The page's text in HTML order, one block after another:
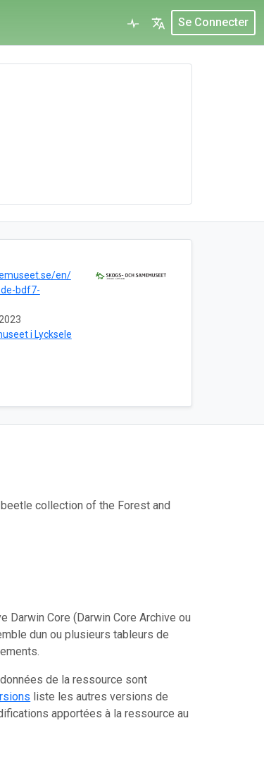
Se Connecter
en/
bdf7-
i Lycksele
collection of the Forest and
Core (Darwin Core Archive ou
dun ou plusieurs tableurs de
de la ressource sont
liste les autres versions de
apportées à la ressource au